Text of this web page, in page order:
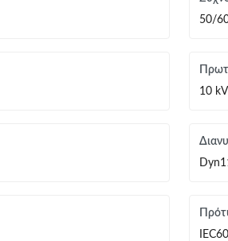
50/
10 kV